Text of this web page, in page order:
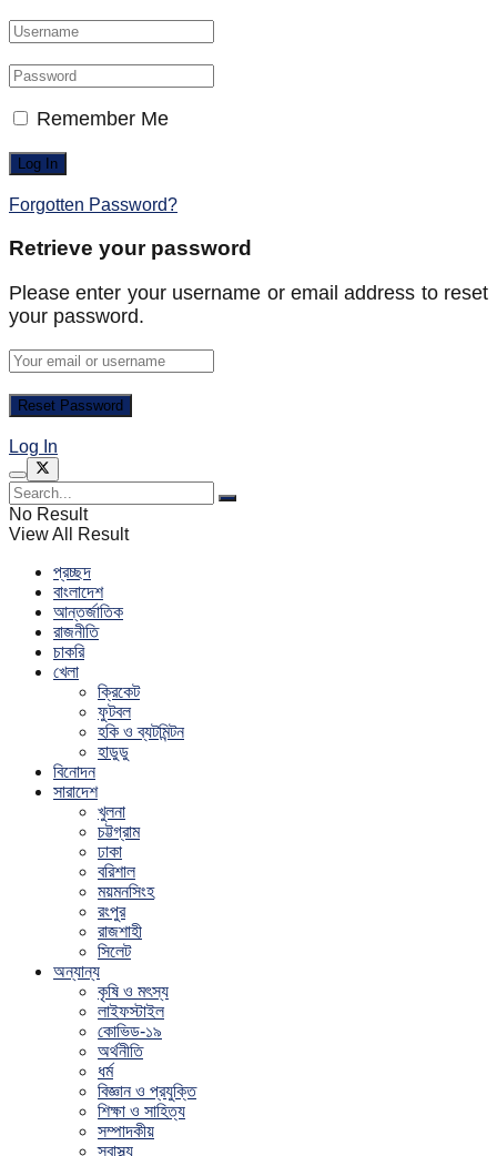
Remember Me
Forgotten Password?
Retrieve your password
Please enter your username or email address to reset
your password.
Log In
No Result
View All Result
প্রচ্ছদ
বাংলাদেশ
আন্তর্জাতিক
রাজনীতি
চাকরি
খেলা
ক্রিকেট
ফুটবল
হকি ও ব্যটমিন্টন
হাডুডু
বিনোদন
সারাদেশ
খুলনা
চট্টগ্রাম
ঢাকা
বরিশাল
ময়মনসিংহ
রংপুর
রাজশাহী
সিলেট
অন্যান্য
কৃষি ও মৎস্য
লাইফস্টাইল
কোভিড-১৯
অর্থনীতি
ধর্ম
বিজ্ঞান ও প্রযুক্তি
শিক্ষা ও সাহিত্য
সম্পাদকীয়
স্বাস্থ্য